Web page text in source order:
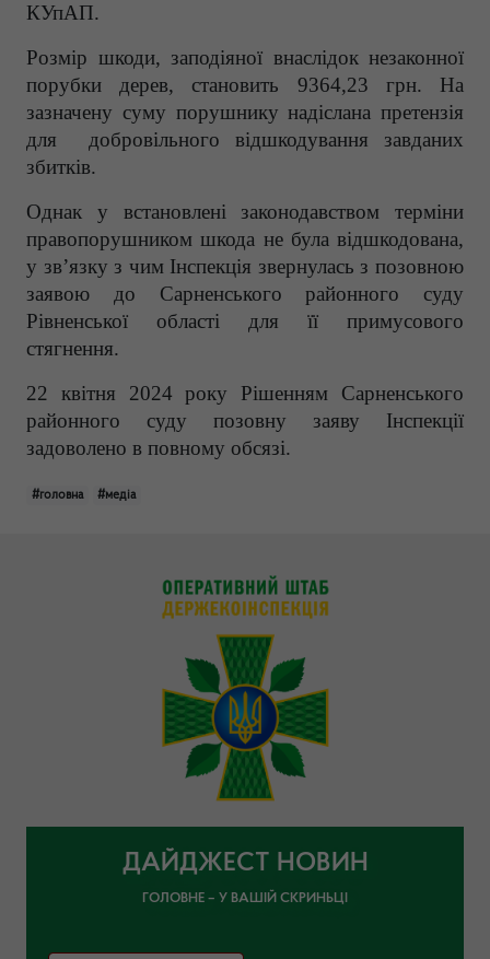
КУпАП.
Розмір шкоди, заподіяної внаслідок незаконної
порубки дерев, становить 9364,23 грн. На
зазначену суму порушнику надіслана претензія
для добровільного відшкодування завданих
збитків.
Однак у встановлені законодавством терміни
правопорушником шкода не була відшкодована,
у зв’язку з чим Інспекція звернулась з позовною
заявою до Сарненського районного суду
Рівненської області для її примусового
стягнення.
22 квітня 2024 року Рішенням Сарненського
районного суду позовну заяву Інспекції
задоволено в повному обсязі.
#головна #медіа
ДАЙДЖЕСТ НОВИН
ГОЛОВНЕ – У ВАШІЙ СКРИНЬЦІ